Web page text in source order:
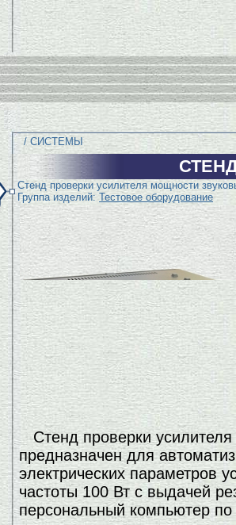
/ СИСТЕМЫ
Стенд проверки усилителя мощности
Группа изделий: Тестовое оборудование
Стенд проверки
предназначен для
электрических параметров
частоты 100 Вт с выдачей
персональный компьютер